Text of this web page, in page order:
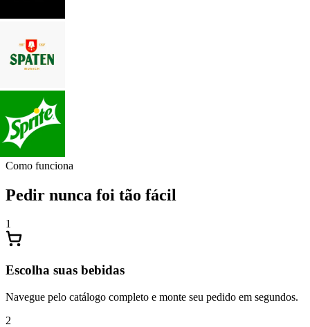
Como funciona
Pedir nunca foi tão fácil
1
Escolha suas bebidas
Navegue pelo catálogo completo e monte seu pedido em segundos.
2